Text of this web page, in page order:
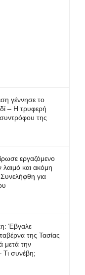
γέννησε το
– Η τρυφερή
της
εργαζόμενο
και ακόμη
για
Έβγαλε
της Τασίας
μετά την
Τι συνέβη;